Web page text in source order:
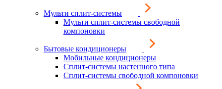
Мульти сплит-системы
Мульти сплит-системы свободной
компоновки
Бытовые кондиционеры
Мобильные кондиционеры
Сплит-системы настенного типа
Сплит-системы свободной компоновки